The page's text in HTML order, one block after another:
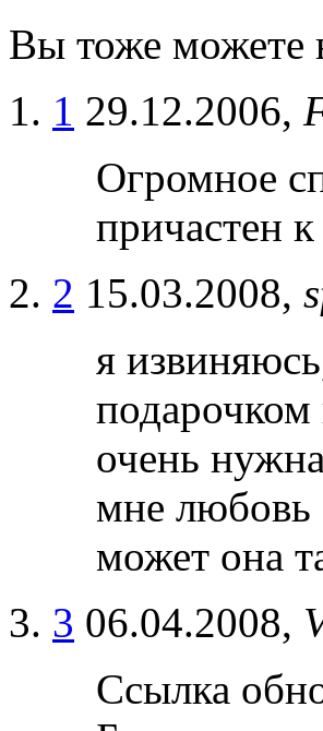
Вы тоже можете
1 29.12.2006,
Огромное
причастен
2 15.03.2008,
я
подарочком
очень
мне любовь
может она
3 06.04.2008,
Ссылка